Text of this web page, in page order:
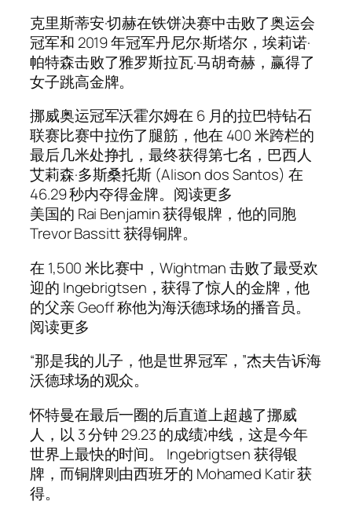
克里斯蒂安·切赫在铁饼决赛中击败了奥运会
冠军和 2019 年冠军丹尼尔·斯塔尔，埃莉诺·
帕特森击败了雅罗斯拉瓦·马胡奇赫，赢得了
女子跳高金牌。
挪威奥运冠军沃霍尔姆在 6 月的拉巴特钻石
联赛比赛中拉伤了腿筋，他在 400 米跨栏的
最后几米处挣扎，最终获得第七名，巴西人
艾莉森·多斯桑托斯 (Alison dos Santos) 在
46.29 秒内夺得金牌。阅读更多
美国的 Rai Benjamin 获得银牌，他的同胞
Trevor Bassitt 获得铜牌。
在 1,500 米比赛中，Wightman 击败了最受欢
迎的 Ingebrigtsen，获得了惊人的金牌，他
的父亲 Geoff 称他为海沃德球场的播音员。
阅读更多
“那是我的儿子，他是世界冠军，”杰夫告诉海
沃德球场的观众。
怀特曼在最后一圈的后直道上超越了挪威
人，以 3 分钟 29.23 的成绩冲线，这是今年
世界上最快的时间。 Ingebrigtsen 获得银
牌，而铜牌则由西班牙的 Mohamed Katir 获
得。